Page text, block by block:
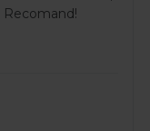
Recomand!